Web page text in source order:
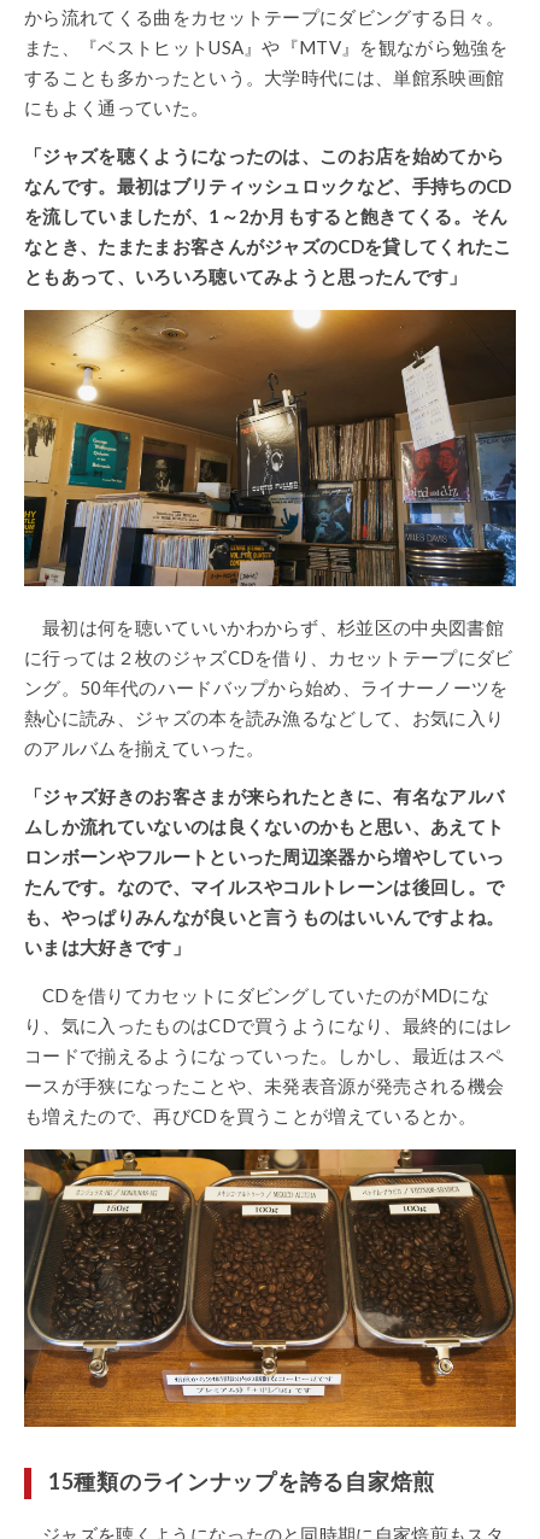
から流れてくる曲をカセットテープにダビングする日々。
また、『ベストヒットUSA』や『MTV』を観ながら勉強を
することも多かったという。大学時代には、単館系映画館
にもよく通っていた。
「ジャズを聴くようになったのは、このお店を始めてから
なんです。最初はブリティッシュロックなど、手持ちのCD
を流していましたが、1～2か月もすると飽きてくる。そん
なとき、たまたまお客さんがジャズのCDを貸してくれたこ
ともあって、いろいろ聴いてみようと思ったんです」
最初は何を聴いていいかわからず、杉並区の中央図書館
に行っては２枚のジャズCDを借り、カセットテープにダビ
ング。50年代のハードバップから始め、ライナーノーツを
熱心に読み、ジャズの本を読み漁るなどして、お気に入り
のアルバムを揃えていった。
「ジャズ好きのお客さまが来られたときに、有名なアルバ
ムしか流れていないのは良くないのかもと思い、あえてト
ロンボーンやフルートといった周辺楽器から増やしていっ
たんです。なので、マイルスやコルトレーンは後回し。で
も、やっぱりみんなが良いと言うものはいいんですよね。
いまは大好きです」
CDを借りてカセットにダビングしていたのがMDにな
り、気に入ったものはCDで買うようになり、最終的にはレ
コードで揃えるようになっていった。しかし、最近はスペ
ースが手狭になったことや、未発表音源が発売される機会
も増えたので、再びCDを買うことが増えているとか。
15種類のラインナップを誇る自家焙煎
ジャズを聴くようになったのと同時期に自家焙煎もスタ